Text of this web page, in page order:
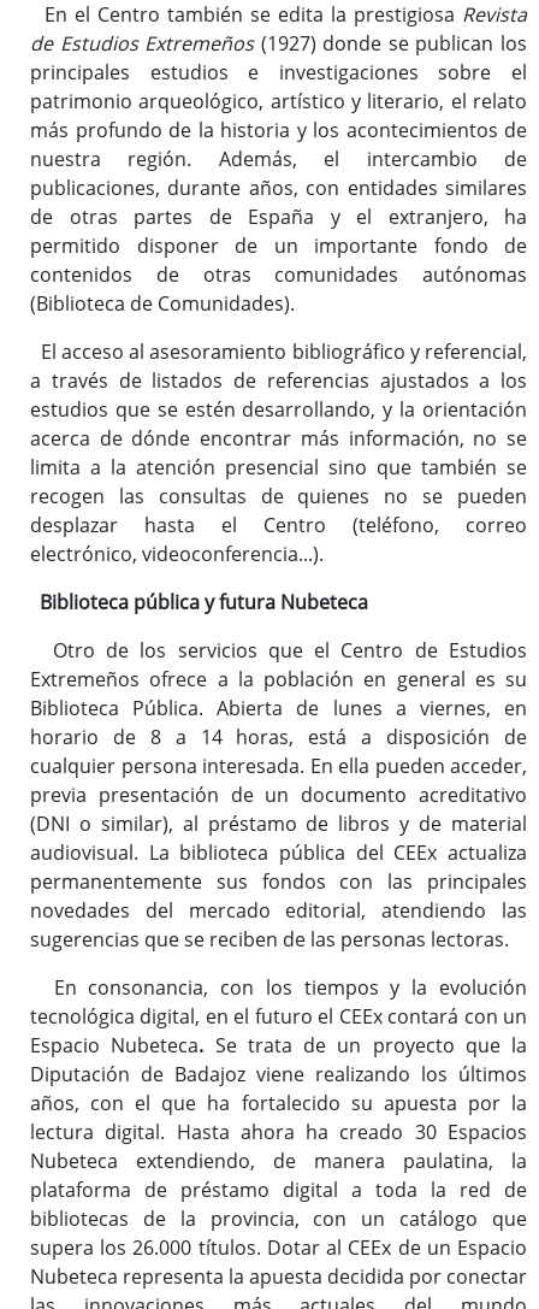
En el Centro también se edita la prestigiosa Revista
de Estudios Extremeños(1927) donde se publican los
principales estudios e investigaciones sobre el
patrimonio arqueológico, artístico y literario, el relato
más profundo de la historia y los acontecimientos de
nuestra región. Además, el intercambio de
publicaciones, durante años, con entidades similares
de otras partes de España y el extranjero, ha
permitido disponer de un importante fondo de
contenidos de otras comunidades autónomas
(Biblioteca de Comunidades).
El acceso al asesoramiento bibliográfico y referencial,
a través de listados de referencias ajustados a los
estudios que se estén desarrollando, y la orientación
acerca de dónde encontrar más información, no se
limita a la atención presencial sino que también se
recogen las consultas de quienes no se pueden
desplazar hasta el Centro (teléfono, correo
electrónico, videoconferencia...).
Biblioteca pública y futura Nubeteca
Otro de los servicios que el Centro de Estudios
Extremeños ofrece a la población en general es su
Biblioteca Pública. Abierta de lunes a viernes, en
horario de 8 a 14 horas, está a disposición de
cualquier persona interesada. En ella pueden acceder,
previa presentación de un documento acreditativo
(DNI o similar), al préstamo de libros y de material
audiovisual. La biblioteca pública del CEEx actualiza
permanentemente sus fondos con las principales
novedades del mercado editorial, atendiendo las
sugerencias que se reciben de las personas lectoras.
En consonancia, con los tiempos y la evolución
tecnológica digital, en el futuro el CEEx contará con un
Espacio Nubeteca. Se trata de un proyecto que la
Diputación de Badajoz viene realizando los últimos
años, con el que ha fortalecido su apuesta por la
lectura digital. Hasta ahora ha creado 30 Espacios
Nubeteca extendiendo, de manera paulatina, la
plataforma de préstamo digital a toda la red de
bibliotecas de la provincia, con un catálogo que
supera los 26.000 títulos. Dotar al CEEx de un Espacio
Nubeteca representa la apuesta decidida por conectar